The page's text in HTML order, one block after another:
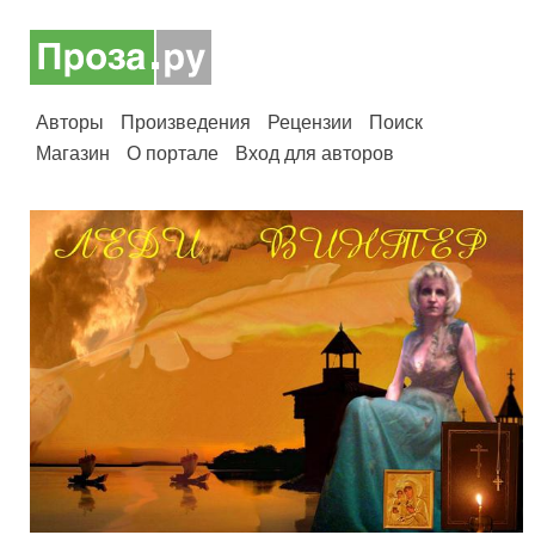
Авторы Произведения Рецензии
Поиск
Магазин
О портале Вход для авторов